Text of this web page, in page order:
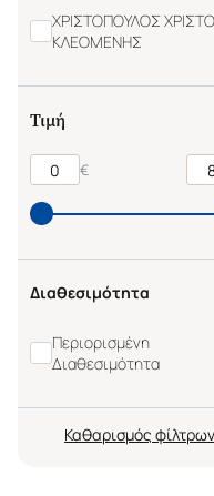
ΧΡΙΣΤΟΠΟΥΛΟΣ
ΚΛΕΟΜΕΝΗΣ
Τιμή
€
Διαθεσιμότητα
Περιορισμένη
Διαθεσιμότητα
Καθαρισμός